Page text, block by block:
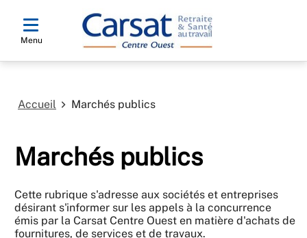
Menu
Accueil Marchés publics
Marchés publics
Cette rubrique s'adresse aux sociétés et entreprises
désirant s'informer sur les appels à la concurrence
émis par la Carsat Centre Ouest en matière d'achats de
fournitures, de services et de travaux.